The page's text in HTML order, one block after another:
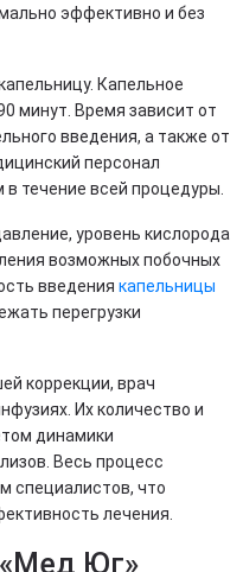
эффективно и без
Капельное
минут. Время зависит от
введения, а также от
персонал
течение всей процедуры.
уровень кислорода
возможных побочных
введения капельницы
перегрузки
коррекции, врач
Их количество и
динамики
Весь процесс
специалистов, что
лечения.
Юг»